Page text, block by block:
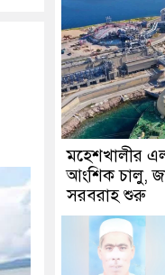
মহেশখালীর
আংশিক চালু,
সরবরাহ শুরু